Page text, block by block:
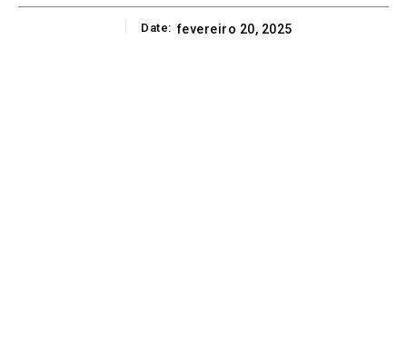
Date: fevereiro 20, 2025